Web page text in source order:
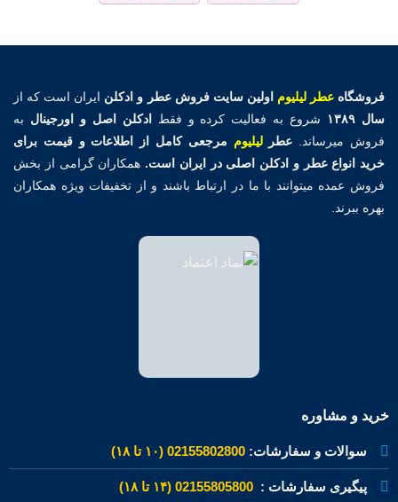
فروشگاهعطر لیلیوم اولین سایت فروش عطر و ادکلن ایران است که از
سال ۱۳۸۹
شروع به فعالیت کرده و فقط ادکلن اصل و اورجینال به
فروش میرساند. عطرلیلیوم مرجعی کامل از اطلاعات و قیمت برای
خرید انواع عطر و ادکلن اصلی در ایران است. همکاران گرامی از بخش
فروش عمده میتوانند با ما در ارتباط باشند و از تخفیفات ویژه همکاران
بهره ببرند.
خرید و مشاوره
سوالات و سفارشات: 02155802800 (۱۰ تا ۱۸)
پیگیری سفارشات : 02155805800 (۱۴ تا ۱۸)